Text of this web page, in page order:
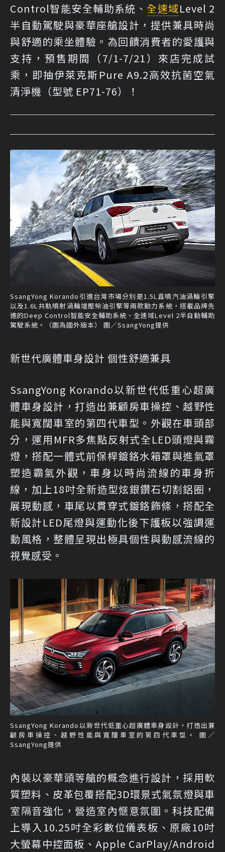
Control智能安全輔助系統、 全速域Level 2
半自動駕駛與豪華座艙設計，提供兼具時尚
與舒適的乘坐體驗。為回饋消費者的愛護與
支持，預售期間（7/1-7/21）來店完成試
乘，即抽伊萊克斯Pure A9.2高效抗菌空氣
清淨機（型號 EP71-76）！
SsangYong Korando引進台灣市場分別是1.5L直噴汽油渦輪引擎
以及1.6L共軌噴射渦輪增壓柴油引擎等兩款動力系統，搭載品牌先
進的Deep Control智能安全輔助系統、全速域Level 2半自動輔助
駕駛系統。（圖為國外版本） 圖／SsangYong提供
新世代廣體車身設計 個性舒適兼具
SsangYong Korando以新世代低重心超廣
體車身設計，打造出兼顧房車操控、越野性
能與寬闊車室的第四代車型。外觀在車頭部
分，運用MFR多焦點反射式全LED頭燈與霧
燈，搭配一體式前保桿鍍鉻水箱罩與進氣罩
塑造霸氣外觀，車身以時尚流線的車身折
線，加上18吋全新造型炫銀鑽石切割鋁圈，
展現動感，車尾以貫穿式鍍鉻飾條，搭配全
新設計LED尾燈與運動化後下護板以強調運
動風格，整體呈現出極具個性與動感流線的
視覺感受。
SsangYong Korando以新世代低重心超廣體車身設計，打造出兼
顧房車操控、越野性能與寬闊車室的第四代車型。 圖／
SsangYong提供
內裝以豪華頭等艙的概念進行設計，採用軟
質塑料、皮革包覆搭配3D環景式氣氛燈與車
室隔音強化，營造室內愜意氛圍。科技配備
上導入10.25吋全彩數位儀表板、原廠10吋
大螢幕中控面板、Apple CarPlay/Android